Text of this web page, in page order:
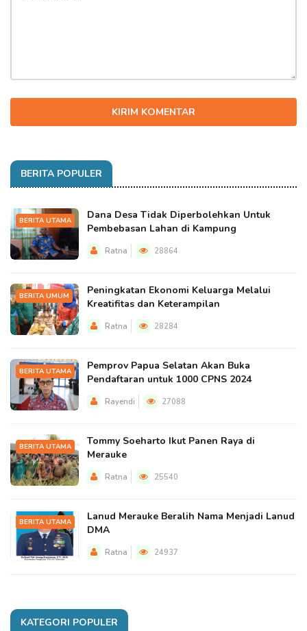
KIRIM KOMENTAR
BERITA POPULER
BERITA UTAMA
Dana Desa Tidak Diperbolehkan Untuk
Pembebasan Lahan di Kampung
Ratna 28864
BERITA UMUM
Peningkatan Ekonomi Keluarga Melalui
Kreatifitas dan Keterampilan
Ratna 28284
BERITA UTAMA
Pemprov Papua Selatan Akan Buka
Pendaftaran untuk 1000 CPNS 2024
Rayendi 27088
BERITA UTAMA
Tommy Soeharto Ikut Panen Raya di
Merauke
Ratna 25540
BERITA UTAMA
Lanud Merauke Beralih Nama Menjadi Lanud
DMA
Ratna 24937
KATEGORI POPULER